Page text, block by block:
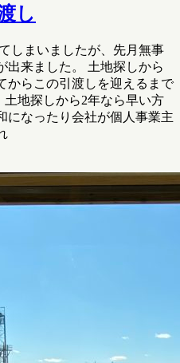
し
しまいましたが、先月無事
出来ました。 土地探しから
からこの引渡しを迎えるまで
地探しから2年なら早い方
になったり会社が個人事業主